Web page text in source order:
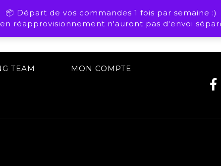
📦 Départ de vos commandes 1 fois par semaine :)
réapprovisionnement n'auront pas d'envoi
TEAM MON COMPTE